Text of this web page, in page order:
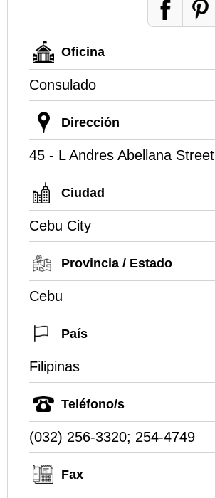
Oficina
Consulado
Dirección
45 - L Andres Abellana Street
Ciudad
Cebu City
Provincia / Estado
Cebu
País
Filipinas
Teléfono/s
(032) 256-3320; 254-4749
Fax